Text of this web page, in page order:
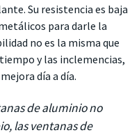
Su resistencia es baja
para darle la
no es la misma que
y las inclemencias,
día a día.
de aluminio no
las ventanas de